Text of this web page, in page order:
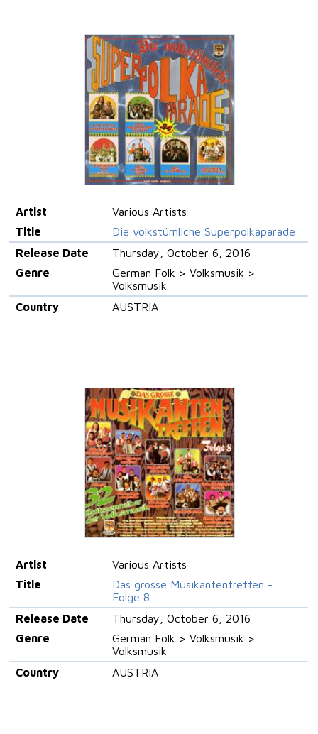
Artist
Various Artists
Title
Die volkstümliche Superpolkaparade
Release Date
Thursday, October 6, 2016
Genre
German Folk > Volksmusik >
Volksmusik
Country
AUSTRIA
Artist
Various Artists
Title
Das grosse Musikantentreffen -
Folge 8
Release Date
Thursday, October 6, 2016
Genre
German Folk > Volksmusik >
Volksmusik
Country
AUSTRIA